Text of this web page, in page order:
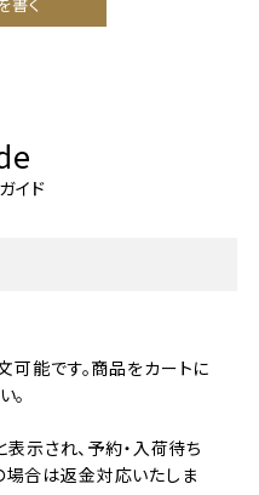
書く
イド
能です。商品をカートに
。
示され、予約・入荷待ち
場合は返金対応いたしま